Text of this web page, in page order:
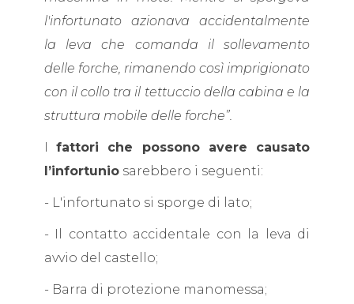
l'infortunato azionava accidentalmente
la leva che comanda il sollevamento
delle forche, rimanendo così imprigionato
con il collo tra il tettuccio della cabina e la
struttura mobile delle forche”.
Ifattori che possono avere causato
l’infortunio sarebbero i seguenti:
- L'infortunato si sporge di lato;
- Il contatto accidentale con la leva di
avvio del castello;
- Barra di protezione manomessa;